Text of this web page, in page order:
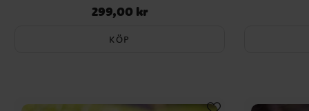
Pris:299,00 kr
299,00 kr
KÖP